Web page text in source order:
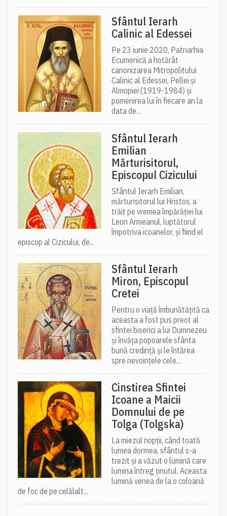
Sfântul Ierarh
Calinic al Edessei
Pe 23 iunie 2020, Patriarhia
Ecumenică a hotărât
canonizarea Mitropolitului
Calinic al Edessei, Pellei și
Almopiei (1919-1984) și
pomenirea lui în fiecare an la
data de...
Sfântul Ierarh
Emilian
Mărturisitorul,
Episcopul Cizicului
Sfântul Ierarh Emilian,
mărturisitorul lui Hristos, a
trăit pe vremea împărăției lui
Leon Armeanul, luptătorul
împotriva icoanelor, și fiind el
episcop al Cizicului, de...
Sfântul Ierarh
Miron, Episcopul
Cretei
Pentru o viață îmbunătățită ca
aceasta a fost pus preot al
sfintei biserici a lui Dumnezeu
și învăța popoarele sfânta
bună credință și le întărea
spre nevoințele cele...
Cinstirea Sfintei
Icoane a Maicii
Domnului de pe
Tolga (Tolgska)
La miezul nopții, când toată
lumea dormea, sfântul s-a
trezit și a văzut o lumină care
lumina întreg ținutul. Aceasta
lumină venea de la o coloană
de foc de pe celălalt...